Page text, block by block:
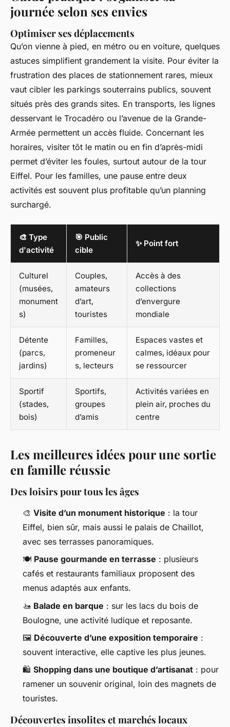
journée selon ses envies
Optimiser ses déplacements
Qu’on vienne à pied, en métro ou en voiture, quelques
astuces simplifient grandement la visite. Pour éviter la
frustration des places de stationnement rares, mieux
vaut cibler les parkings souterrains publics, souvent
situés près des grands sites. En transports, les lignes
desservant le Trocadéro ou l’avenue de la Grande-
Armée permettent un accès fluide. Concernant les
horaires, visiter tôt le matin ou en fin d’après-midi
permet d’éviter les foules, surtout autour de la tour
Eiffel. Pour les familles, une pause entre deux
activités est souvent plus profitable qu’un planning
surchargé.
🎨 Type
d'activité
🎯 Public
cible
✨ Point fort
Culturel
(musées,
monument
s)
Couples,
amateurs
d’art,
touristes
Accès à des
collections
d’envergure
mondiale
Détente
(parcs,
jardins)
Familles,
promeneur
s, lecteurs
Espaces vastes et
calmes, idéaux pour
se ressourcer
Sportif
(stades,
bois)
Sportifs,
groupes
d’amis
Activités variées en
plein air, proches du
centre
Les meilleures idées pour une sortie
en famille réussie
Des loisirs pour tous les âges
🎨 Visite d’un monument historique : la tour
Eiffel, bien sûr, mais aussi le palais de Chaillot,
avec ses terrasses panoramiques.
🍽️ Pause gourmande en terrasse : plusieurs
cafés et restaurants familiaux proposent des
menus adaptés aux enfants.
🚤 Balade en barque : sur les lacs du bois de
Boulogne, une activité ludique et reposante.
🖼️ Découverte d’une exposition temporaire :
souvent interactive, elle captive les plus jeunes.
🛍️ Shopping dans une boutique d’artisanat : pour
ramener un souvenir original, loin des magnets de
touristes.
Découvertes insolites et marchés locaux